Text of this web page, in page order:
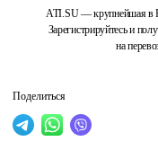
ATI.SU — крупнейшая в
Зарегистрируйтесь и
на
Поделиться